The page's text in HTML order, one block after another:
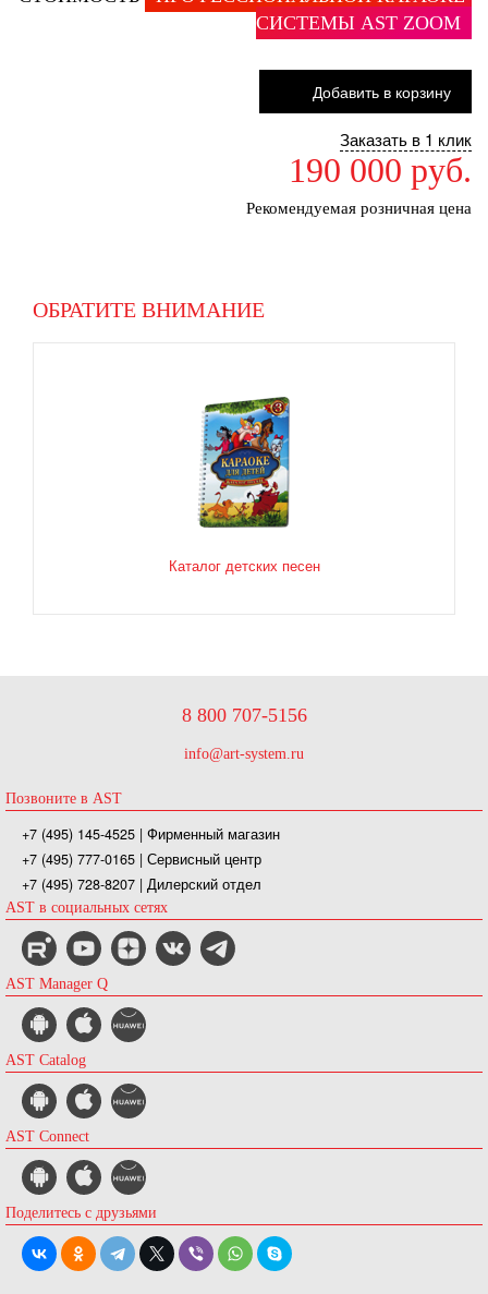
СИСТЕМЫ AST ZOOM
Добавить в корзину
Заказать в 1 клик
190 000 руб.
Рекомендуемая розничная цена
ОБРАТИТЕ ВНИМАНИЕ
Каталог детских песен
8 800 707-5156
info@art-system.ru
Позвоните в AST
+7 (495) 145-4525 | Фирменный магазин
+7 (495) 777-0165 | Сервисный центр
+7 (495) 728-8207 | Дилерский отдел
AST в социальных сетях
AST Manager Q
AST Catalog
AST Connect
Поделитесь с друзьями